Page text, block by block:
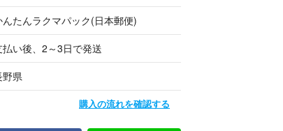
んたんラクマパック(日本郵便)
払い後、2～3日で発送
野県
購入の流れを確認する